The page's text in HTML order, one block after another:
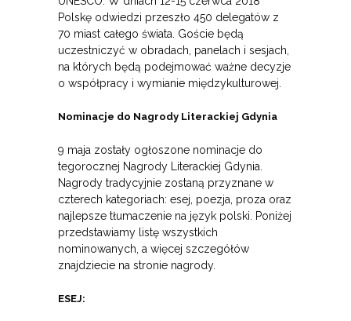
Polskę odwiedzi przeszło 450 delegatów z
70 miast całego świata. Goście będą
uczestniczyć w obradach, panelach i sesjach,
na których będą podejmować ważne decyzje
o współpracy i wymianie międzykulturowej.
Nominacje do Nagrody Literackiej Gdynia
9 maja zostały ogłoszone nominacje do
tegorocznej Nagrody Literackiej Gdynia.
Nagrody tradycyjnie zostaną przyznane w
czterech kategoriach: esej, poezja, proza oraz
najlepsze tłumaczenie na język polski. Poniżej
przedstawiamy listę wszystkich
nominowanych, a więcej szczegółów
znajdziecie na stronie nagrody.
ESEJ: